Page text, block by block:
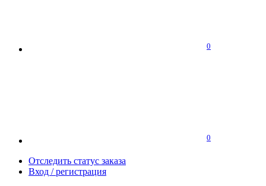
0
0
Отследить статус заказа
Вход / регистрация